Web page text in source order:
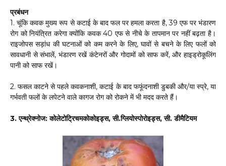
प्रबंधन
1. चूंकि कवक मुख्य रूप से कटाई के बाद फल पर हमला करता है, 39 एफ पर भंडारण
रोग को नियंत्रित करेगा क्योंकि कवक 40 एफ से नीचे के तापमान पर नहीं बढ़ता है।
राइजोपस सड़ांध की घटनाओं को कम करने के लिए, घावों से बचने के लिए फलों को
सावधानी से संभालें, भंडारण रखें कंटेनरों और गोदामों को साफ करें, और हाइड्रोकूलिंग
पानी को साफ रखें।
2. फसल काटने से पहले कवकनाशी, कटाई के बाद फफूंदनाशी डुबकी और/या स्प्रे, या
गर्भवती फलों के लपेटने वाले कागज रोग को रोकने में भी मदद करते हैं।
3. एन्थ्रेक्नोज: कोलेटोट्रिचमकोकोइड्स, सी.ग्लियोस्पोरोइड्स, सी. डीमैटियम